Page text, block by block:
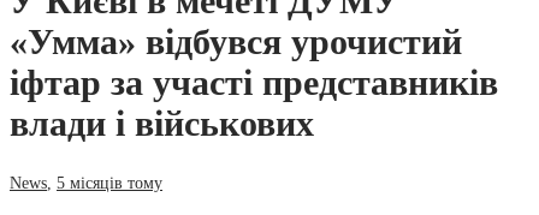
«Умма» відбувся урочистий
іфтар за участі представників
влади і військових
News 5 місяців тому